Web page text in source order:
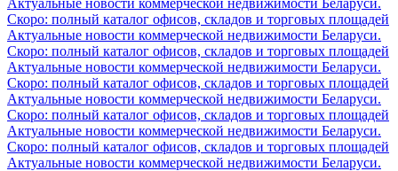
Скоро: полный каталог офисов, складов и торговых площадей
Актуальные новости коммерческой недвижимости Беларуси.
Скоро: полный каталог офисов, складов и торговых площадей
Актуальные новости коммерческой недвижимости Беларуси.
Скоро: полный каталог офисов, складов и торговых площадей
Актуальные новости коммерческой недвижимости Беларуси.
Скоро: полный каталог офисов, складов и торговых площадей
Актуальные новости коммерческой недвижимости Беларуси.
Скоро: полный каталог офисов, складов и торговых площадей
Актуальные новости коммерческой недвижимости Беларуси.